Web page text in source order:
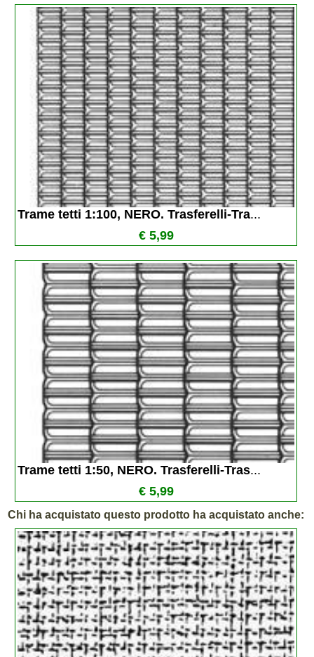
Trame tetti 1:100, NERO. Trasferelli-Tra...
€ 5,99
Trame tetti 1:50, NERO. Trasferelli-Tras...
€ 5,99
Chi ha acquistato questo prodotto ha acquistato anche: